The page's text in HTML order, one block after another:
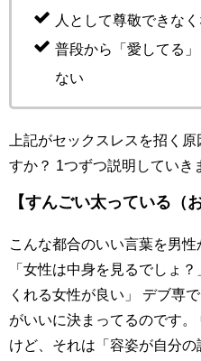
人として尊敬できな
普段から「愛してる
ない
上記がセックスレスを招く
すか？ 1つずつ説明していき
【すんごい太っている（
こんな都合のいい言葉を男性
「女性は中身を見るでしょ
くれる女性が良い」 デブ専
がいいに決まってるのです
けど、それは「容姿が自分